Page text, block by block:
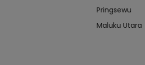
Pringsewu
Maluku Utara